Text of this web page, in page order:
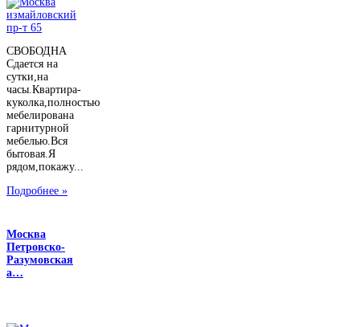
СВОБОДНА
Сдается на
сутки,на
часы.Квартира-
куколка,полностью
мебелирована
гарнитурной
мебелью.Вся
бытовая.Я
рядом,покажу...
Подробнее »
Москва
Петровско-
Разумовская
а…